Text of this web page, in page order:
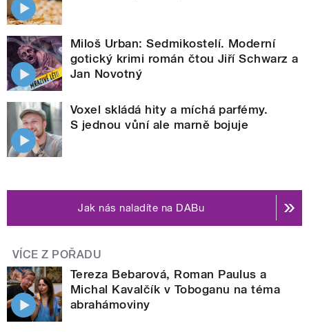
Miloš Urban: Sedmikostelí. Moderní
gotický krimi román čtou Jiří Schwarz a
Jan Novotný
Voxel skládá hity a míchá parfémy.
S jednou vůní ale marně bojuje
Jak nás naladíte na DABu
VÍCE Z POŘADU
Tereza Bebarová, Roman Paulus a
Michal Kavalčík v Toboganu na téma
abrahámoviny